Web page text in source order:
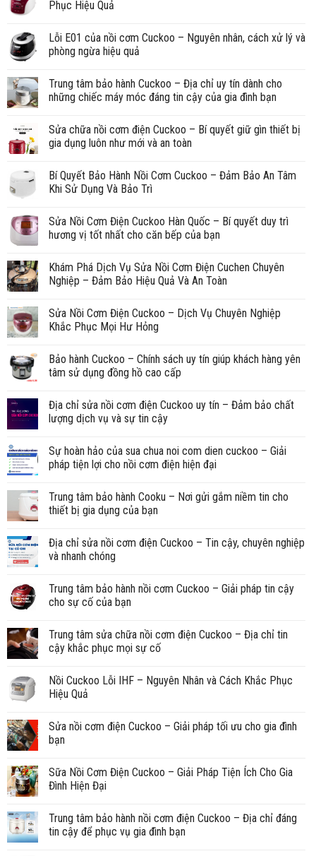
Phục Hiệu Quả
Lỗi E01 của nồi cơm Cuckoo – Nguyên nhân, cách xử lý và
phòng ngừa hiệu quả
Trung tâm bảo hành Cuckoo – Địa chỉ uy tín dành cho
những chiếc máy móc đáng tin cậy của gia đình bạn
Sửa chữa nồi cơm điện Cuckoo – Bí quyết giữ gìn thiết bị
gia dụng luôn như mới và an toàn
Bí Quyết Bảo Hành Nồi Cơm Cuckoo – Đảm Bảo An Tâm
Khi Sử Dụng Và Bảo Trì
Sửa Nồi Cơm Điện Cuckoo Hàn Quốc – Bí quyết duy trì
hương vị tốt nhất cho căn bếp của bạn
Khám Phá Dịch Vụ Sửa Nồi Cơm Điện Cuchen Chuyên
Nghiệp – Đảm Bảo Hiệu Quả Và An Toàn
Sửa Nồi Cơm Điện Cuckoo – Dịch Vụ Chuyên Nghiệp
Khắc Phục Mọi Hư Hỏng
Bảo hành Cuckoo – Chính sách uy tín giúp khách hàng yên
tâm sử dụng đồng hồ cao cấp
Địa chỉ sửa nồi cơm điện Cuckoo uy tín – Đảm bảo chất
lượng dịch vụ và sự tin cậy
Sự hoàn hảo của sua chua noi com dien cuckoo – Giải
pháp tiện lợi cho nồi cơm điện hiện đại
Trung tâm bảo hành Cooku – Nơi gửi gắm niềm tin cho
thiết bị gia dụng của bạn
Địa chỉ sửa nồi cơm điện Cuckoo – Tin cậy, chuyên nghiệp
và nhanh chóng
Trung tâm bảo hành nồi cơm Cuckoo – Giải pháp tin cậy
cho sự cố của bạn
Trung tâm sửa chữa nồi cơm điện Cuckoo – Địa chỉ tin
cậy khắc phục mọi sự cố
Nồi Cuckoo Lỗi IHF – Nguyên Nhân và Cách Khắc Phục
Hiệu Quả
Sửa nồi cơm điện Cuckoo – Giải pháp tối ưu cho gia đình
bạn
Sữa Nồi Cơm Điện Cuckoo – Giải Pháp Tiện Ích Cho Gia
Đình Hiện Đại
Trung tâm bảo hành nồi cơm điện Cuckoo – Địa chỉ đáng
tin cậy để phục vụ gia đình bạn